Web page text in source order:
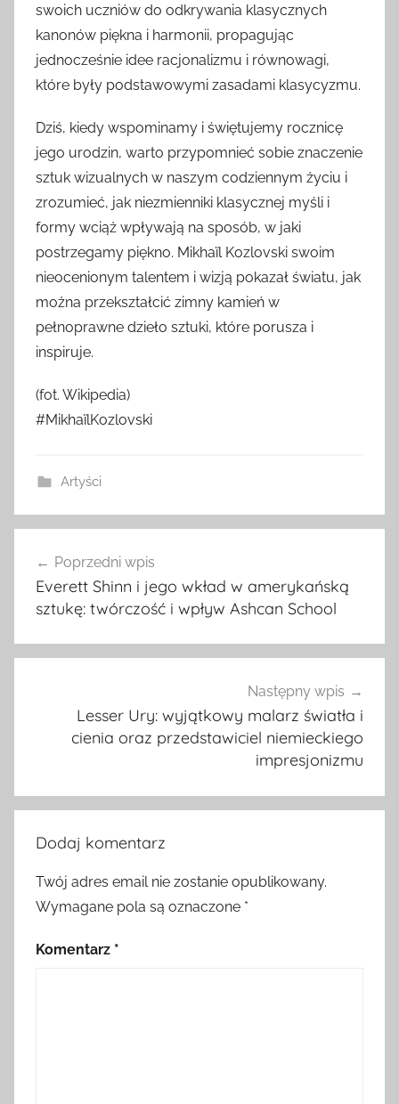
swoich uczniów do odkrywania klasycznych
kanonów piękna i harmonii, propagując
jednocześnie idee racjonalizmu i równowagi,
które były podstawowymi zasadami klasycyzmu.
Dziś, kiedy wspominamy i świętujemy rocznicę
jego urodzin, warto przypomnieć sobie znaczenie
sztuk wizualnych w naszym codziennym życiu i
zrozumieć, jak niezmienniki klasycznej myśli i
formy wciąż wpływają na sposób, w jaki
postrzegamy piękno. Mikhaïl Kozlovski swoim
nieocenionym talentem i wizją pokazał światu, jak
można przekształcić zimny kamień w
pełnoprawne dzieło sztuki, które porusza i
inspiruje.
(fot. Wikipedia)
#MikhaïlKozlovski
Artyści
wpisu
Poprzedni wpis
Everett Shinn i jego wkład w amerykańską
sztukę: twórczość i wpływ Ashcan School
Następny wpis
Lesser Ury: wyjątkowy malarz światła i
cienia oraz przedstawiciel niemieckiego
impresjonizmu
Dodaj komentarz
Twój adres email nie zostanie opublikowany.
Wymagane pola są oznaczone *
Komentarz *